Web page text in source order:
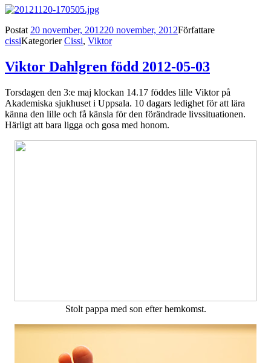
Postat 20 november, 201220 november, 2012Författare
cissiKategorierCissi, Viktor
Viktor Dahlgren född 2012-05-03
Torsdagen den 3:e maj klockan 14.17 föddes lille Viktor på
Akademiska sjukhuset i Uppsala. 10 dagars ledighet för att lära
känna den lille och få känsla för den förändrade livssituationen.
Härligt att bara ligga och gosa med honom.
Stolt pappa med son efter hemkomst.